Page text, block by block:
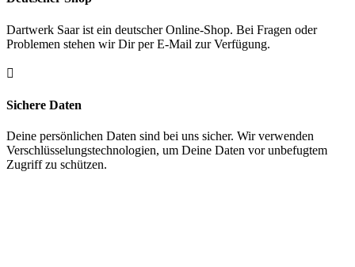
Dartwerk Saar ist ein deutscher Online-Shop. Bei Fragen oder
Problemen stehen wir Dir per E-Mail zur Verfügung.

Sichere Daten
Deine persönlichen Daten sind bei uns sicher. Wir verwenden
Verschlüsselungstechnologien, um Deine Daten vor unbefugtem
Zugriff zu schützen.